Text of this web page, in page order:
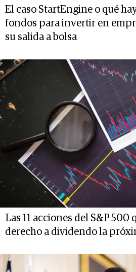
El caso StartEngine o qué
fondos para invertir en
su salida a bolsa
Las 11 acciones del S&P 500
derecho a dividendo la